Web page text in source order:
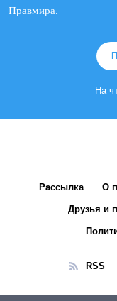
Правмира.
На
Рассылка О
Друзья и
RSS